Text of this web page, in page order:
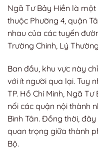
Ngã Tư Bảy Hiền là
thuộc Phường 4, quận
nhau của các tuyến
Trường Chinh, Lý
Ban đầu, khu vực này
với ít người qua lại. Tuy
TP. Hồ Chí Minh, Ngã
nối các quận nội thành
Bình Tân. Đồng thời,
quan trọng giữa thành
Bộ.